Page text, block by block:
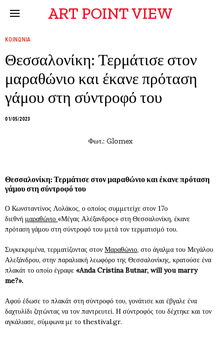
ART POINT VIEW
ΚΟΙΝΩΝΙΑ
Θεσσαλονίκη: Τερμάτισε στον
μαραθώνιο και έκανε πρόταση
γάμου στη σύντροφό του
01/05/2023
Φωτ.: Glomex
Θεσσαλονίκη: Τερμάτισε στον μαραθώνιο και έκανε πρόταση
γάμου στη σύντροφό του
Ο Κωνσταντίνος Λολάκος, ο οποίος συμμετείχε στον 17ο
διεθνή μαραθώνιο «Μέγας Αλέξανδρος» στη Θεσσαλονίκη, έκανε
πρόταση γάμου στη σύντροφό του μετά τον τερματισμό του.
Συγκεκριμένα, τερματίζοντας στον Μαραθώνιο, στο άγαλμα του Μεγάλου
Αλεξάνδρου, στην παραλιακή λεωφόρο της Θεσσαλονίκης, κρατούσε ένα
πλακάτ το οποίο έγραφε «Anda Cristina Butnar, will you marry
me?».
Αφού έδωσε το πλακάτ στη σύντροφό του, γονάτισε και έβγαλε ένα
δαχτυλίδι ζητώντας να τον παντρευτεί. Η σύντροφός του δέχτηκε και τον
αγκάλιασε, σύμφωνα με το thestival.gr.